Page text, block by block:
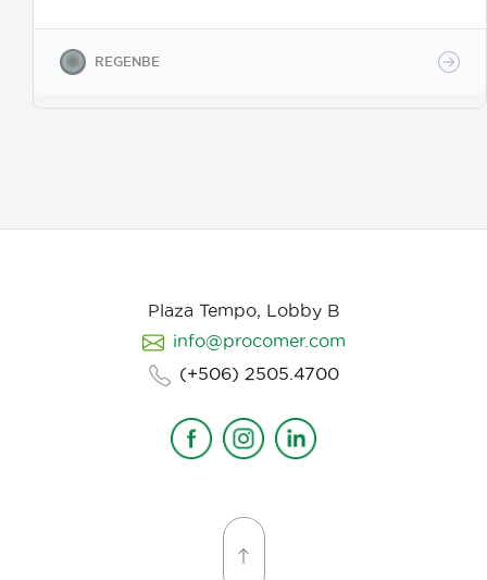
cual puede tener lugar la mejora y evolución de los
sistemas vivos. RD&D se basa en una comprensión
profunda de la naturaleza integral e
interconexión entre humanos y naturaleza,
buscando el potencial y despertando la vitalidad de
las personas y los lugares, socialmente, ambiental y
productivamente.
REGENBE
Plaza Tempo, Lobby B
info@procomer.com
(+506) 2505.4700